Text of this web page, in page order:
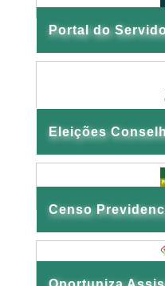
Portal do
Eleições
Censo